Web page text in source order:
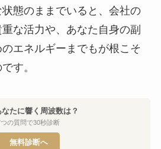
態のままでいると、会社の
な活力や、あなた自身の副
エネルギーまでもが根こそ
す。
たに響く周波数は？
の質問で30秒診断
無料診断へ